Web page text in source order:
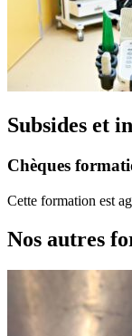
Subsides et
Chèques
Cette formation est
Nos autres